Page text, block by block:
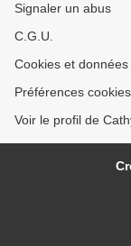
Signaler un abus
C.G.U.
Cookies et
Préférences cookies
Voir le profil de